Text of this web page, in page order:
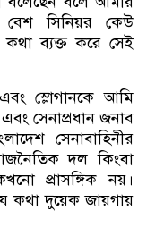
সিনিয়র কেউ
কথা ব্যক্ত করে সেই
স্লোগানকে আমি
সেনাপ্রধান জনাব
সেনাবাহিনীর
দল কিংবা
প্রাসঙ্গিক নয়।
কথা দুয়েক জায়গায়